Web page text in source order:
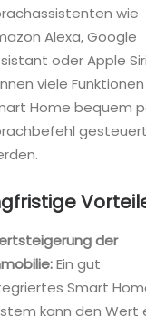
wie
Alexa, Google
oder Apple Siri
viele
Home bequem
gesteuert
der
Ein gut
Smart
kann den Wert